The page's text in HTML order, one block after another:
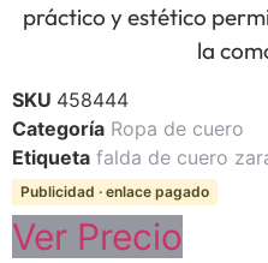
práctico y estético
la
SKU 458444
Categoría Ropa de cuero
Etiqueta falda de cuero
Publicidad · enlace pagado
Ver Precio